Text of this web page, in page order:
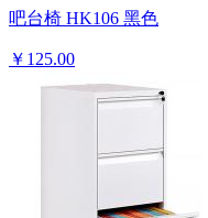
吧台椅 HK106 黑色
￥125.00